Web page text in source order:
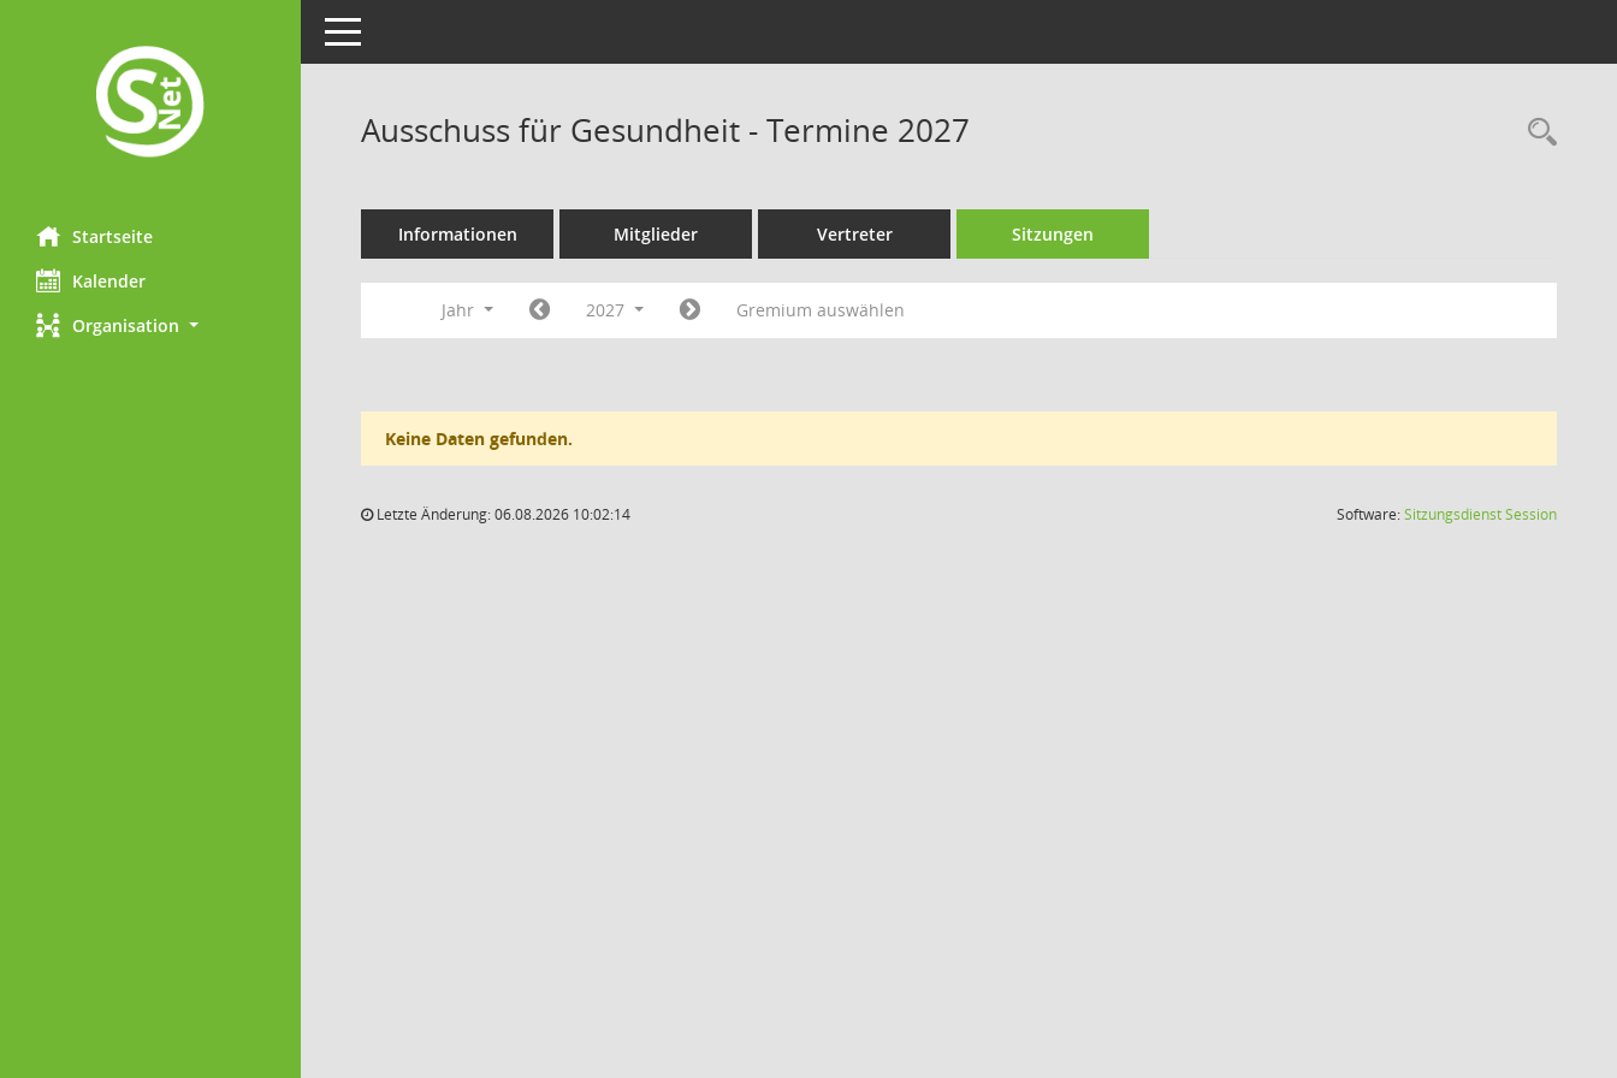
Startseite
Kalender
Organisation
Toggle navigation
Ausschuss für Gesundheit - Termine 2027
Informationen Mitglieder Vertreter Sitzungen
Jahr 2027 Gremium auswählen
Keine Daten gefunden.
Letzte Änderung: 06.08.2026 10:02:14 Software:SitzungsdienstSession(Wird in